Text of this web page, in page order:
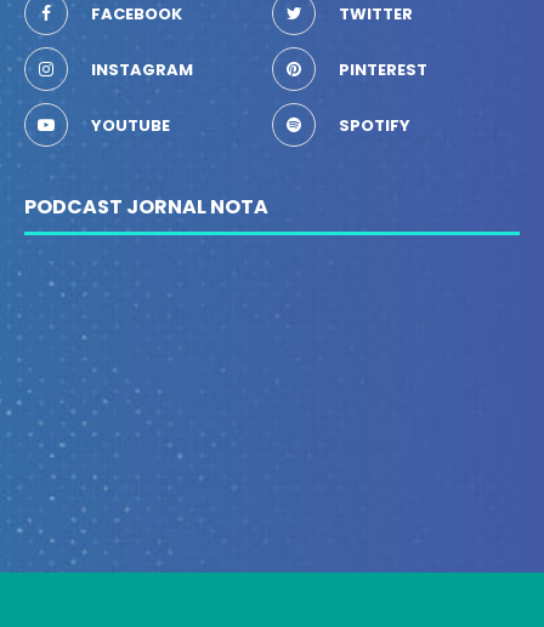
FACEBOOK TWITTER
INSTAGRAM PINTEREST
YOUTUBE SPOTIFY
PODCAST JORNAL NOTA